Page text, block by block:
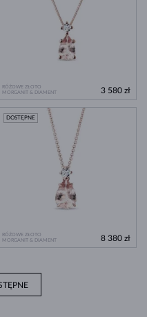
RÓŻOWE ZŁOTO
MORGANIT & DIAMENT
3 580 zł
RÓŻOWE ZŁOTO
MORGANIT & DIAMENT
DOSTĘPNE
8 380 zł